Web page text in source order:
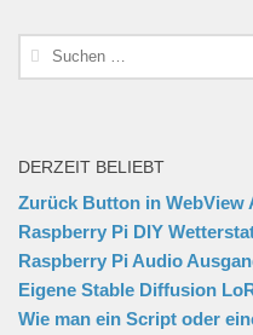
Suchen
nach:
DERZEIT BELIEBT
Zurück Button in WebView
Raspberry Pi DIY
Raspberry Pi Audio
Eigene Stable Diffusion
Wie man ein Script oder